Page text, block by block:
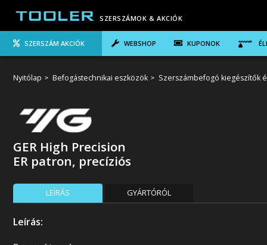
SZERSZÁMOK & AKCIÓK
SZERSZÁM AKCIÓK WEBSHOP KUPONOK
Nyitólap Befogástechnikai eszközök Szerszámbefogó kiegészítők
GER High Precision
ER patron, precíziós
LEÍRÁS GYÁRTÓRÓL
Leírás: